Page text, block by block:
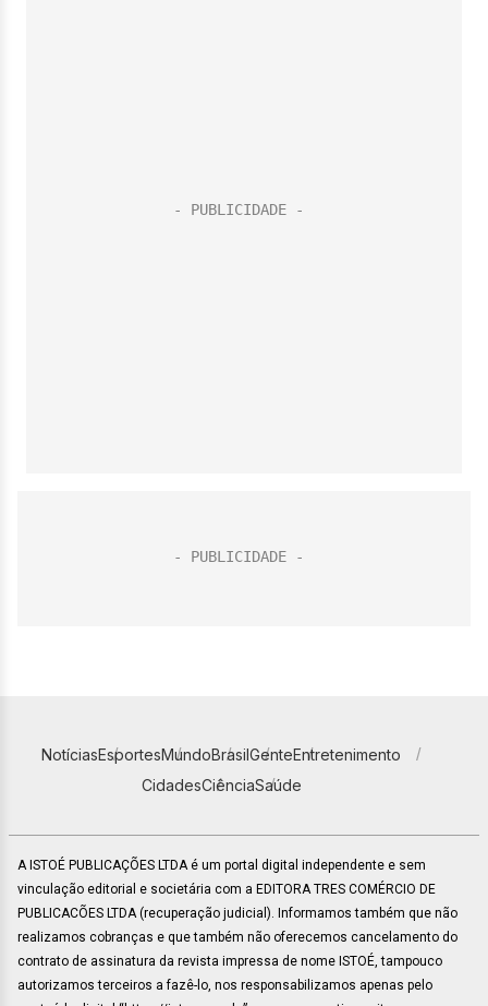
NotíciasEsportesMundoBrasilGenteEntretenimento
CidadesCiênciaSaúde
A ISTOÉ PUBLICAÇÕES LTDA é um portal digital independente e sem
vinculação editorial e societária com a EDITORA TRES COMÉRCIO DE
PUBLICACÕES LTDA (recuperação judicial). Informamos também que não
realizamos cobranças e que também não oferecemos cancelamento do
contrato de assinatura da revista impressa de nome ISTOÉ, tampouco
autorizamos terceiros a fazê-lo, nos responsabilizamos apenas pelo